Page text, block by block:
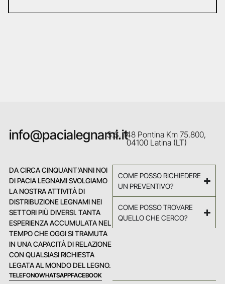
info@pacialegnami.itS.S. 148 Pontina Km 75.800,
04100 Latina (LT)
DA CIRCA CINQUANT’ANNI NOI
DI PACIA LEGNAMI SVOLGIAMO
LA NOSTRA ATTIVITÀ DI
DISTRIBUZIONE LEGNAMI NEI
SETTORI PIÙ DIVERSI. TANTA
ESPERIENZA ACCUMULATA NEL
TEMPO CHE OGGI SI TRAMUTA
IN UNA CAPACITÀ DI RELAZIONE
CON QUALSIASI RICHIESTA
LEGATA AL MONDO DEL LEGNO.
TELEFONOWHATSAPPFACEBOOK
COME POSSO RICHIEDERE
UN PREVENTIVO?
COME POSSO TROVARE
QUELLO CHE CERCO?